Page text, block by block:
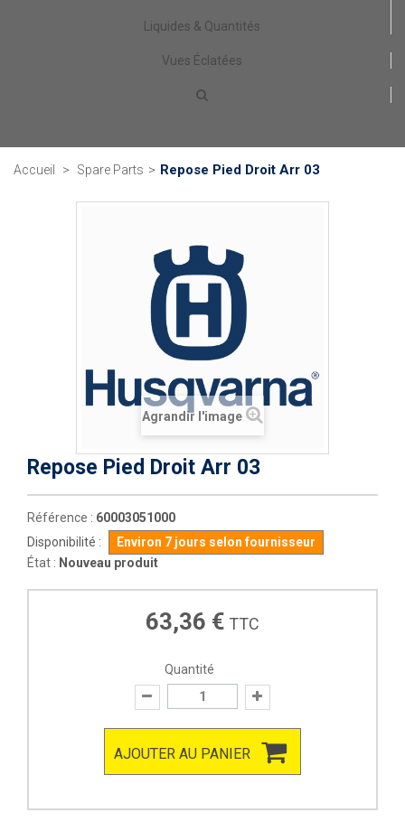
Liquides & Quantités
Vues Éclatées
Accueil > Spare Parts > Repose Pied Droit Arr 03
Agrandir l'image
Repose Pied Droit Arr 03
Référence : 60003051000
Disponibilité :
Environ 7 jours selon fournisseur
État : Nouveau produit
63,36 € TTC
Quantité
AJOUTER AU PANIER